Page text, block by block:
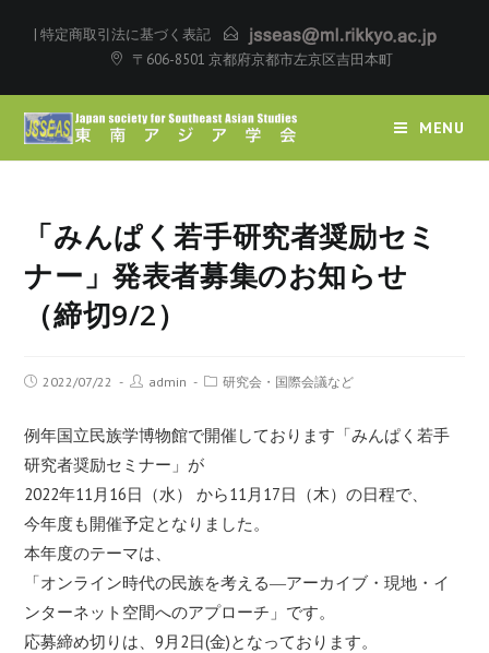
| 特定商取引法に基づく表記
〒606-8501 京都府京都市左京区吉田本町
MENU
「みんぱく若手研究者奨励セミ
ナー」発表者募集のお知らせ
（締切9/2）
2022/07/22 admin 研究会・国際会議など
例年国立民族学博物館で開催しております「みんぱく若手
研究者奨励セミナー」が
2022年11月16日（水） から11月17日（木）の日程で、
今年度も開催予定となりました。
本年度のテーマは、
「オンライン時代の民族を考える―アーカイブ・現地・イ
ンターネット空間へのアプローチ」です。
応募締め切りは、9月2日(金)となっております。